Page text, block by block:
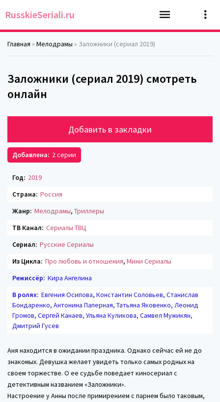
RusskieSeriali.ru
Главная » Мелодрамы » Заложники (сериал 2019)
Заложники (сериал 2019) смотреть
онлайн
Добавить в закладки
Добавлена: 2 серии
Год: 2019
Страна: Россия
Жанр: Мелодрамы, Триллеры
ТВ Канал: Сериалы ТВЦ
Сериал: Русские Сериалы
Из Цикла: Про любовь и отношения, Мини Сериалы
Режиссёр: Кира Ангелина
В ролях: Евгения Осипова, Константин Соловьев, Станислав
Бондаренко, Антонина Паперная, Татьяна Яковенко, Леонид
Громов, Сергей Канаев, Ульяна Куликова, Самвел Мужикян,
Дмитрий Гусев
Аня находится в ожидании праздника. Однако сейчас ей не до
знакомых. Девушка желает увидеть только самых родных на
своем торжестве. О ее судьбе поведает киносериал с
детективным названием «Заложники».
Настроение у Анны после примирением с парнем было таковым,